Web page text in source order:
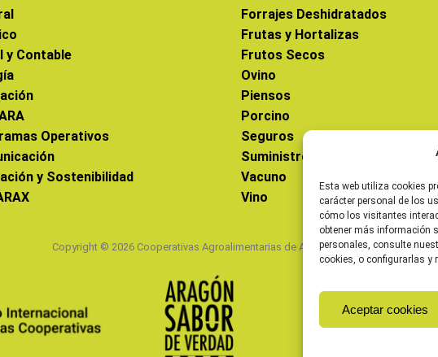
Esta web utiliza cookies
carácter personal de los
cómo los visitantes
obtener más información
personales, consulte
cookies, o configurarlas y
Aceptar cookies
y Contable
Operativos
y Sostenibilidad
Forrajes Deshidratados
Frutas y Hortalizas
Frutos Secos
Ovino
Piensos
Porcino
Seguros
Suministros
Vacuno
Vino
Copyright © 2026 Cooperativas Agroalimentarias de Aragón